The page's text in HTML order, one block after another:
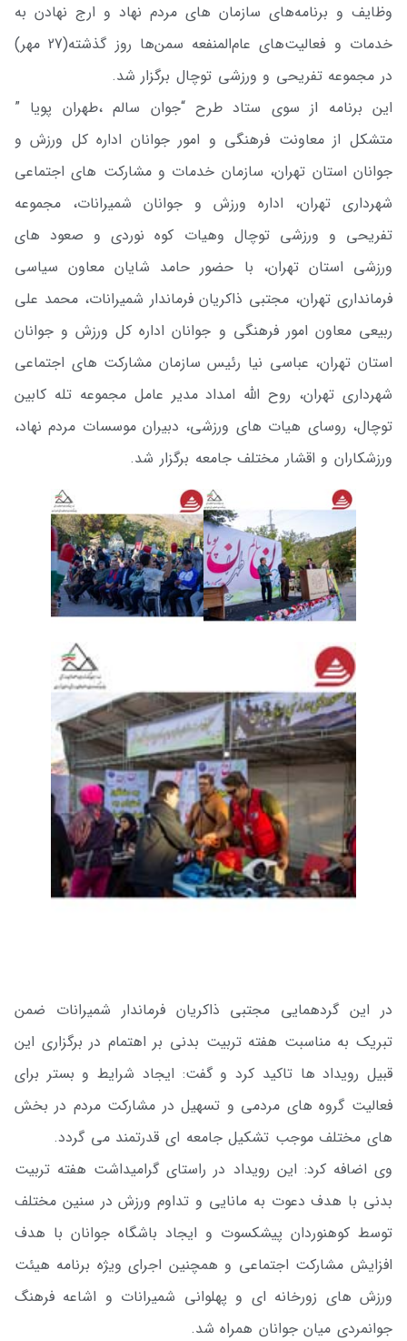
وظایف و برنامه‌های سازمان های مردم نهاد و ارج نهادن به
خدمات و فعالیت‌های عام‌المنفعه سمن‌ها روز گذشته(27 مهر)
در مجموعه تفریحی و ورزشی توچال برگزار شد.
این برنامه از سوی ستاد طرح “جوان سالم ،طهران پویا ”
متشکل از معاونت فرهنگی و امور جوانان اداره کل ورزش و
جوانان استان تهران، سازمان خدمات و مشارکت های اجتماعی
شهرداری تهران، اداره ورزش و جوانان شمیرانات، مجموعه
تفریحی و ورزشی توچال وهیات کوه نوردی و صعود های
ورزشی استان تهران، با حضور حامد شایان معاون سیاسی
فرمانداری تهران، مجتبی ذاکریان فرماندار شمیرانات، محمد علی
ربیعی معاون امور فرهنگی و جوانان اداره کل ورزش و جوانان
استان تهران، عباسی نیا رئیس سازمان مشارکت های اجتماعی
شهرداری تهران، روح الله امداد مدیر عامل مجموعه تله کابین
توچال، روسای هیات های ورزشی، دبیران موسسات مردم نهاد،
ورزشکاران و اقشار مختلف جامعه برگزار شد.
در این گردهمایی مجتبی ذاکریان فرماندار شمیرانات ضمن
تبریک به مناسبت هفته تربیت بدنی بر اهتمام در برگزاری این
قبیل رویداد ها تاکید کرد و گفت: ایجاد شرایط و بستر برای
فعالیت گروه های مردمی و تسهیل در مشارکت مردم در بخش
های مختلف موجب تشکیل جامعه ای قدرتمند می گردد.
وی اضافه کرد: این رویداد در راستای گرامیداشت هفته تربیت
بدنی با هدف دعوت به مانایی و تداوم ورزش در سنین مختلف
توسط کوهنوردان پیشکسوت و ایجاد باشگاه جوانان با هدف
افزایش مشارکت اجتماعی و همچنین اجرای ویژه برنامه هیئت
ورزش های زورخانه ای و پهلوانی شمیرانات و اشاعه فرهنگ
جوانمردی میان جوانان همراه شد.